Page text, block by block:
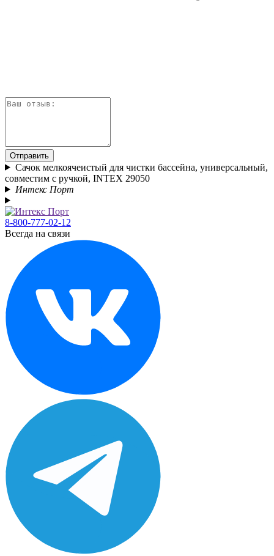
Отправить
Сачок мелкоячеистый для чистки бассейна, универсальный,
совместим с ручкой, INTEX 29050
Интекс Порт
8-800-777-02-12
Всегда на связи